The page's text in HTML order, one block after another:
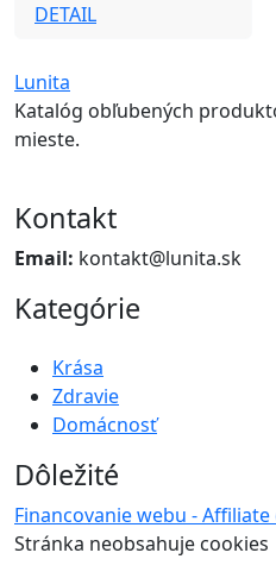
DETAIL
Lunita
Katalóg obľubených
mieste.
Kontakt
Email: kontakt@lunita.sk
Kategórie
Krása
Zdravie
Domácnosť
Dôležité
Financovanie webu -
Stránka neobsahuje cookies